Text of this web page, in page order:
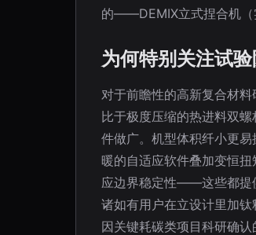
的——DEMIX立式捏合机（
为何特别关注试
对于前瞻性的高新复合材
比于极度压缩的热进料双
件做广。机型体积纤小更
暖的自适应软件叠加变恒
应边界稳定性——这些都提
诸如有用户在立设计里加
因关键耗碳类项目科研确